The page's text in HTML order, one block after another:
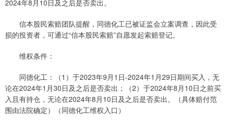
2024年8月10日及之后是否卖出。
信本股民索赔团队提醒，同德化工已被证监会立案调查，因此受
损的投资者，可通过“信本股民索赔”自愿发起索赔登记。
维权条件：
同德化工：（1）于2023年9月1日-2024年1月29日期间买入，无
论在2024年1月30日及之后是否卖出；（2）于2024年8月10日之前买
入且有持仓，无论在2024年8月10日及之后是否卖出。（具体赔付范
围由法院确定）（同德化工维权入口）